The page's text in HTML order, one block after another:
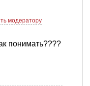
модератору
понимать????